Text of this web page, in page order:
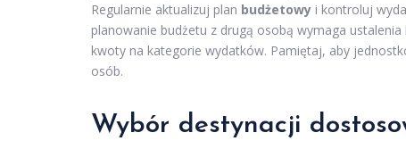
Regularnie aktualizuj plan budżetowy i kontroluj
planowanie budżetu z drugą osobą wymaga
kwoty na kategorie wydatków. Pamiętaj, aby
osób.
Wybór destynacji